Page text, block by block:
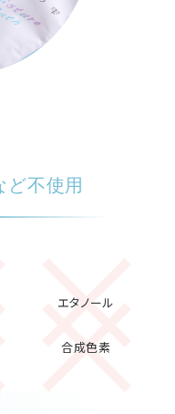
ど不使用
エタノール
合成色素